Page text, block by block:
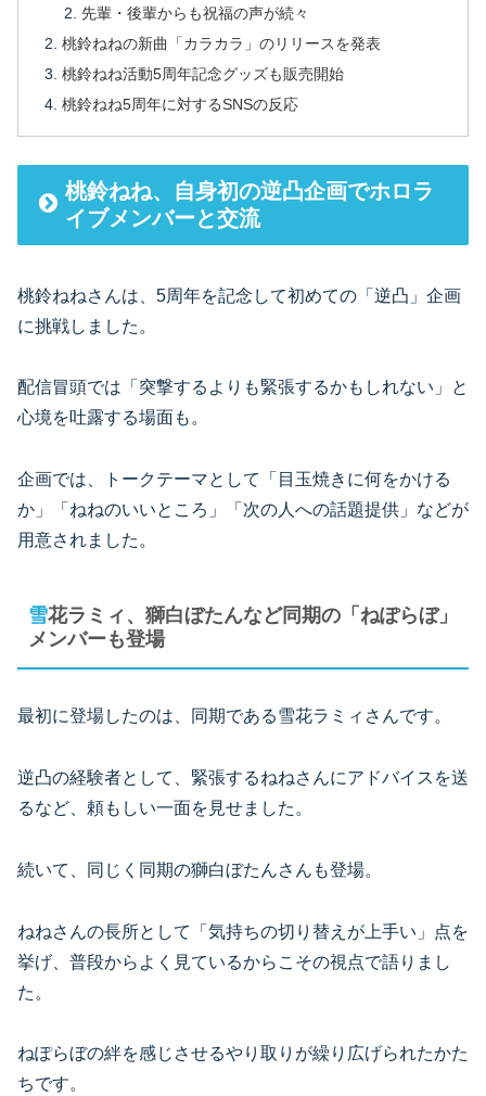
先輩・後輩からも祝福の声が続々
桃鈴ねねの新曲「カラカラ」のリリースを発表
桃鈴ねね活動5周年記念グッズも販売開始
桃鈴ねね5周年に対するSNSの反応
桃鈴ねね、自身初の逆凸企画でホロラ
イブメンバーと交流
桃鈴ねねさんは、5周年を記念して初めての「逆凸」企画
に挑戦しました。
配信冒頭では「突撃するよりも緊張するかもしれない」と
心境を吐露する場面も。
企画では、トークテーマとして「目玉焼きに何をかける
か」「ねねのいいところ」「次の人への話題提供」などが
用意されました。
雪花ラミィ、獅白ぼたんなど同期の「ねぽらぼ」
メンバーも登場
最初に登場したのは、同期である雪花ラミィさんです。
逆凸の経験者として、緊張するねねさんにアドバイスを送
るなど、頼もしい一面を見せました。
続いて、同じく同期の獅白ぼたんさんも登場。
ねねさんの長所として「気持ちの切り替えが上手い」点を
挙げ、普段からよく見ているからこその視点で語りまし
た。
ねぽらぼの絆を感じさせるやり取りが繰り広げられたかた
ちです。